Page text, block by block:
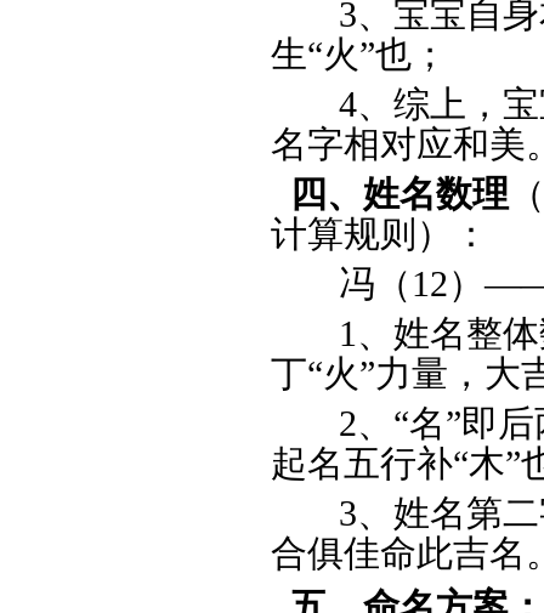
3、宝宝自身
生“火”也；
4、综上，宝
名字相对应和美
四、姓名数理
计算规则）：
冯（12）
1、 姓名整体
丁“火”力量，大
2、“名”即后
起名五行补“木”
3、姓名第二
合俱佳命此吉名